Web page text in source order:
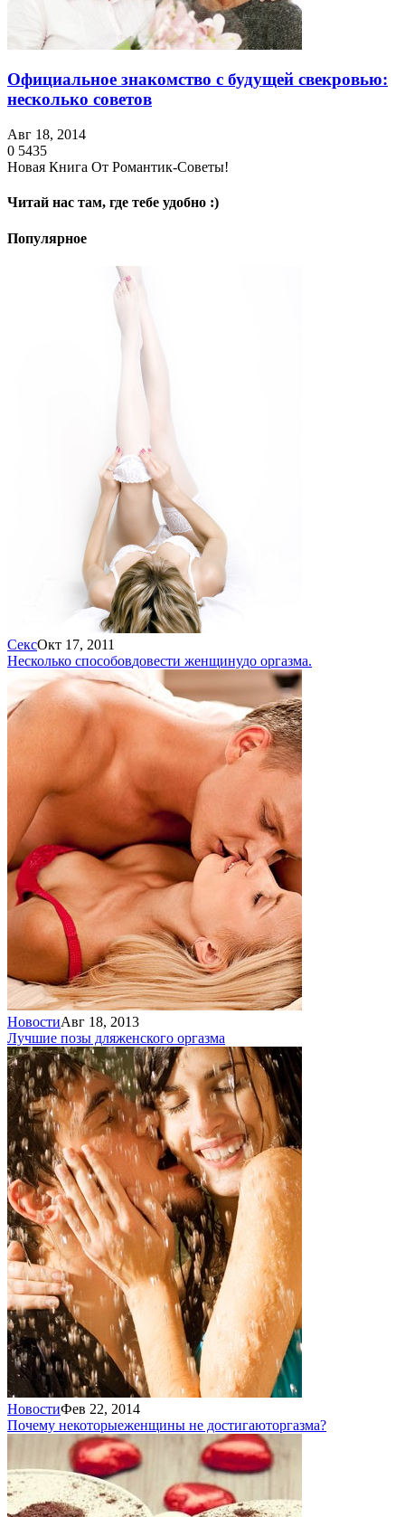
Официальное знакомство с будущей свекровью:
несколько советов
Авг 18, 2014
0 5435
Новая Книга От Романтик-Советы!
Читай нас там, где тебе удобно :)
Популярное
СексОкт 17, 2011
Несколько способовдовести женщинудо оргазма.
НовостиАвг 18, 2013
Лучшие позы дляженского оргазма
НовостиФев 22, 2014
Почему некоторыеженщины не достигаюторгазма?